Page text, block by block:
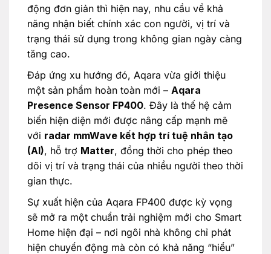
động đơn giản thì hiện nay, nhu cầu về khả
năng nhận biết chính xác con người, vị trí và
trạng thái sử dụng trong không gian ngày càng
tăng cao.
Đáp ứng xu hướng đó, Aqara vừa giới thiệu
một sản phẩm hoàn toàn mới – Aqara
Presence Sensor FP400. Đây là thế hệ cảm
biến hiện diện mới được nâng cấp mạnh mẽ
với radar mmWave kết hợp trí tuệ nhân tạo
(AI), hỗ trợ Matter, đồng thời cho phép theo
dõi vị trí và trạng thái của nhiều người theo thời
gian thực.
Sự xuất hiện của Aqara FP400 được kỳ vọng
sẽ mở ra một chuẩn trải nghiệm mới cho Smart
Home hiện đại – nơi ngôi nhà không chỉ phát
hiện chuyển động mà còn có khả năng “hiểu”